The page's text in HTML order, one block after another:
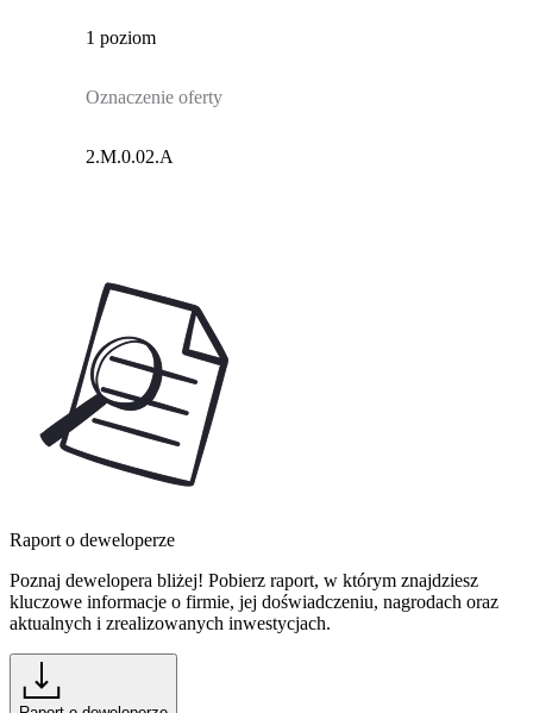
1 poziom
Oznaczenie oferty
2.M.0.02.A
Raport o deweloperze
Poznaj dewelopera bliżej! Pobierz raport, w którym znajdziesz
kluczowe informacje o firmie, jej doświadczeniu, nagrodach oraz
aktualnych i zrealizowanych inwestycjach.